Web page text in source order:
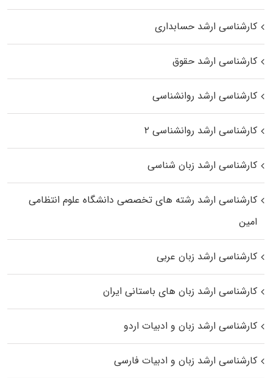
کارشناسی ارشد حسابداری
کارشناسی ارشد حقوق
کارشناسی ارشد روانشناسی
کارشناسی ارشد روانشناسی ۲
کارشناسی ارشد زبان شناسی
کارشناسی ارشد رﺷﺘﻪ ﻫﺎی تخصصی داﻧﺸﮕﺎه ﻋﻠﻮم انتظامی
اﻣﻴﻦ
کارشناسی ارشد زبان عربی
کارشناسی ارشد زبان‌ های باستانی ایران
کارشناسی ارشد زبان و ادبیات اردو
کارشناسی ارشد زبان و ادبیات فارسی